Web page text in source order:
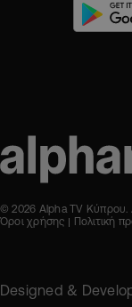
© 2026 Alpha TV Κύπρου.
Όροι χρήσης
Πολιτική
Designed &